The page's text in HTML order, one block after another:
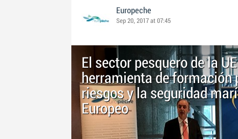
Europeche
Sep 20, 2017 at 07:45
El sector pesquero de la
herramienta de formación
riesgos y la seguridad
Europeo